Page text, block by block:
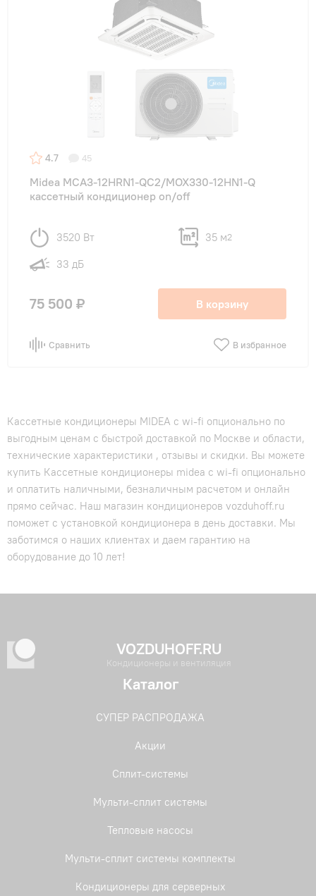
4.7 45
Midea MCA3-12HRN1-QC2/MOX330-12HN1-Q
кассетный кондиционер on/off
3520 Вт 35 м2
33 дБ
75 500 ₽ В корзину
Сравнить В избранное
Кассетные кондиционеры MIDEA с wi-fi опционально по
выгодным ценам с быстрой доставкой по Москве и области,
технические характеристики , отзывы и скидки. Вы можете
купить Кассетные кондиционеры midea с wi-fi опционально
и оплатить наличными, безналичным расчетом и онлайн
прямо сейчас. Наш магазин кондиционеров vozduhoff.ru
поможет с установкой кондиционера в день доставки. Мы
заботимся о наших клиентах и даем гарантию на
оборудование до 10 лет!
VOZDUHOFF.RU
Кондиционеры и вентиляция
Каталог
СУПЕР РАСПРОДАЖА
Акции
Сплит-системы
Мульти-сплит системы
Тепловые насосы
Мульти-сплит системы комплекты
Кондиционеры для серверных